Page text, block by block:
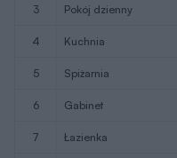
3 pokój dzienny
4 kuchnia
5 spiżarnia
6 gabinet
7 łazienka